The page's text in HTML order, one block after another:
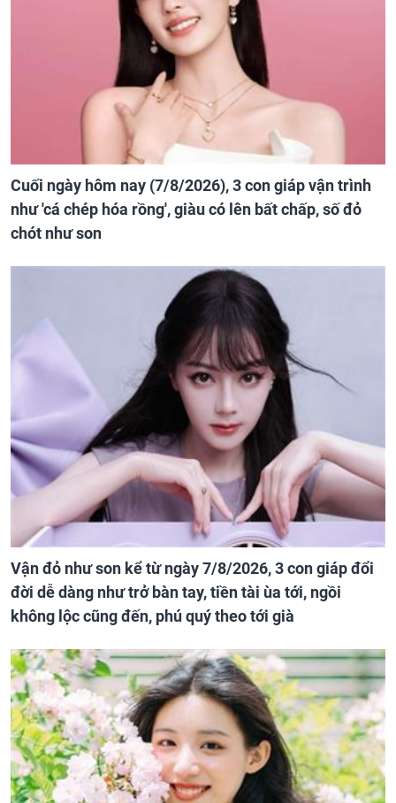
Cuối ngày hôm nay (7/8/2026), 3 con giáp vận trình
như 'cá chép hóa rồng', giàu có lên bất chấp, số đỏ
chót như son
Vận đỏ như son kể từ ngày 7/8/2026, 3 con giáp đổi
đời dễ dàng như trở bàn tay, tiền tài ùa tới, ngồi
không lộc cũng đến, phú quý theo tới già